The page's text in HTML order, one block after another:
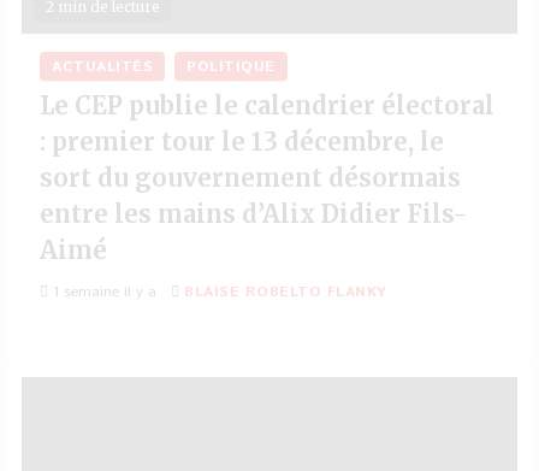
2 min de lecture
ACTUALITÉS POLITIQUE
Le CEP publie le calendrier électoral
: premier tour le 13 décembre, le
sort du gouvernement désormais
entre les mains d’Alix Didier Fils-
Aimé
1 semaine il y a BLAISE ROBELTO FLANKY